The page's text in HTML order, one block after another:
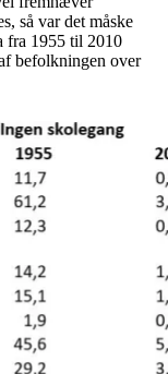
så var det måske
fra 1955 til 2010
befolkningen over